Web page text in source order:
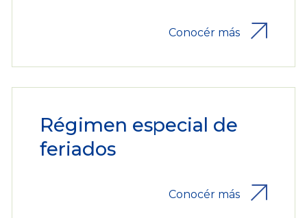
Conocér más
Régimen especial de
feriados
Conocér más